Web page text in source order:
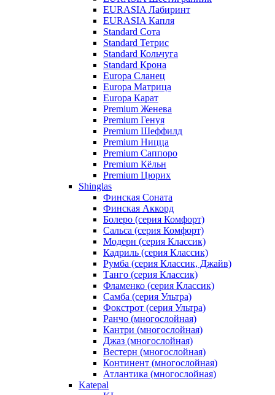
EURASIA Лабиринт
EURASIA Капля
Standard Сота
Standard Тетрис
Standard Кольчуга
Standard Крона
Europa Сланец
Europa Матрица
Europa Карат
Premium Женева
Premium Генуя
Premium Шеффилд
Premium Ницца
Premium Саппоро
Premium Кёльн
Premium Цюрих
Shinglas
Финская Соната
Финская Аккорд
Болеро (серия Комфорт)
Сальса (серия Комфорт)
Модерн (серия Классик)
Кадриль (серия Классик)
Румба (серия Классик, Джайв)
Танго (серия Классик)
Фламенко (серия Классик)
Самба (серия Ультра)
Фокстрот (серия Ультра)
Ранчо (многослойная)
Кантри (многослойная)
Джаз (многослойная)
Вестерн (многослойная)
Континент (многослойная)
Атлантика (многослойная)
Katepal